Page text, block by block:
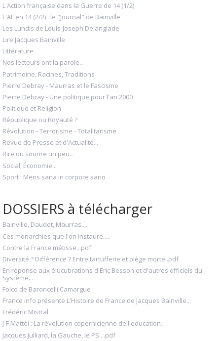
L'Action française dans la Guerre de 14 (1/2)
L'AF en 14 (2/2) : le "Journal" de Bainville
Les Lundis de Louis-Joseph Delanglade
Lire Jacques Bainville
Littérature
Nos lecteurs ont la parole...
Patrimoine, Racines, Traditions
Pierre Debray - Maurras et le Fascisme
Pierre Debray - Une politique pour l'an 2000
Politique et Religion
République ou Royauté ?
Révolution - Terrorisme - Totalitarisme
Revue de Presse et d'Actualité...
Rire ou sourire un peu...
Social, Économie...
Sport : Mens sana in corpore sano
DOSSIERS à télécharger
Bainville, Daudet, Maurras....
Ces monarchies que l'on instaure.....
Contre la France métisse...pdf
Diversité ? Différence ? Entre tartufferie et piège mortel.pdf
En réponse aux élucubrations d'Eric Besson et d'autres officiels du
Système...
Folco de Baroncelli Camargue
France info présente L'Histoire de France de Jacques Bainville...
Frédéric Mistral
J-F Mattéi : La révolution copernicienne de l'education.
Jacques Julliard, la Gauche, le PS....pdf